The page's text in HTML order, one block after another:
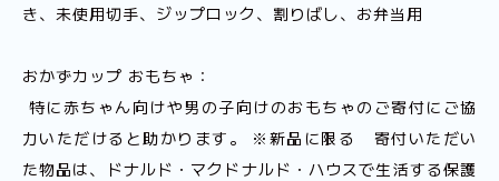
き、未使用切手、ジップロック、割りばし、お弁当用
おかずカップ おもちゃ：
特に赤ちゃん向けや男の子向けのおもちゃのご寄付にご協
力いただけると助かります。 ※新品に限る 寄付いただい
た物品は、ドナルド・マクドナルド・ハウスで生活する保護